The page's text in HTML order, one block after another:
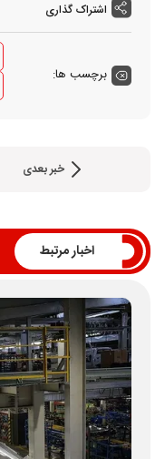
اشتراک گذاری
برچسب ها:
خبر بعدی
اخبار مرتبط